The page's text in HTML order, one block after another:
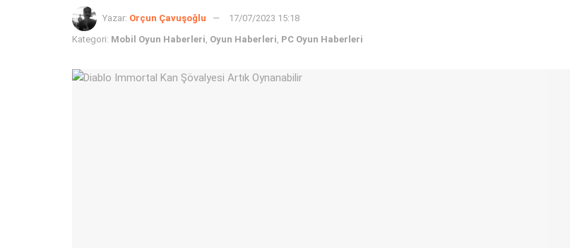
Yazar: Orçun Çavuşoğlu 17/07/2023 15:18
Kategori: Mobil Oyun Haberleri, Oyun Haberleri, PC Oyun Haberleri